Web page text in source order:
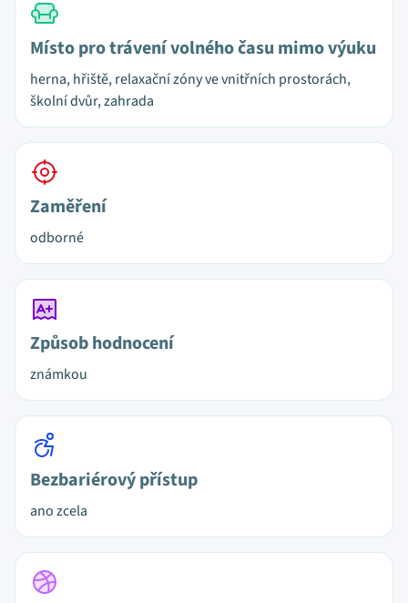
Místo pro trávení volného času mimo výuku
herna, hřiště, relaxační zóny ve vnitřních prostorách,
školní dvůr, zahrada
Zaměření
odborné
Způsob hodnocení
známkou
Bezbariérový přístup
ano zcela